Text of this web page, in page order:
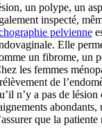
un polype, un
inspecté,
pelvienne
Elle
un fibrome, un
les femmes
de
n’y a pas de
que la patiente